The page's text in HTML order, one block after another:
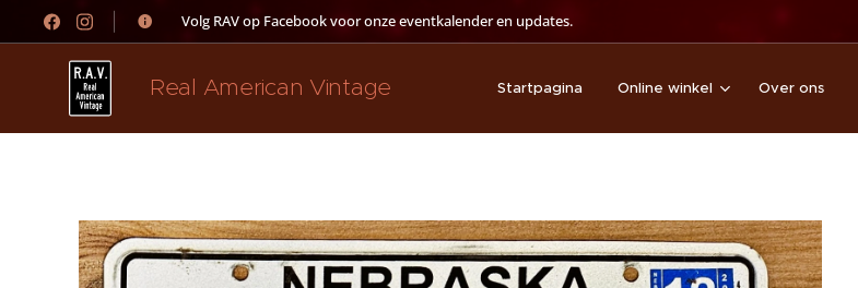
👉 Volg RAV op Facebook voor onze eventkalender en updates.
Real American Vintage Startpagina Online winkel Over ons